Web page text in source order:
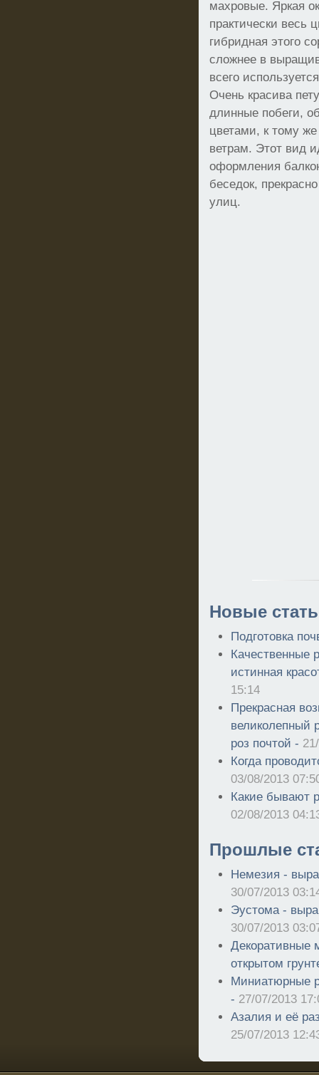
махровые. Яркая
практически весь
гибридная этого
сложнее в
всего
Очень красива
длинные побеги,
цветами, к тому
ветрам. Этот вид
оформления
беседок,
улиц.
Новые
Подготовка
Качественные
истинная
15:14
Прекрасная
великолепный
роз почтой -
Когда
03/08/2013
Какие бывают
02/08/2013
Прошлые
Немезия -
30/07/2013
Эустома -
30/07/2013
Декоративные
открытом
Миниатюрные
- 27/07/2013
Азалия и её
25/07/2013